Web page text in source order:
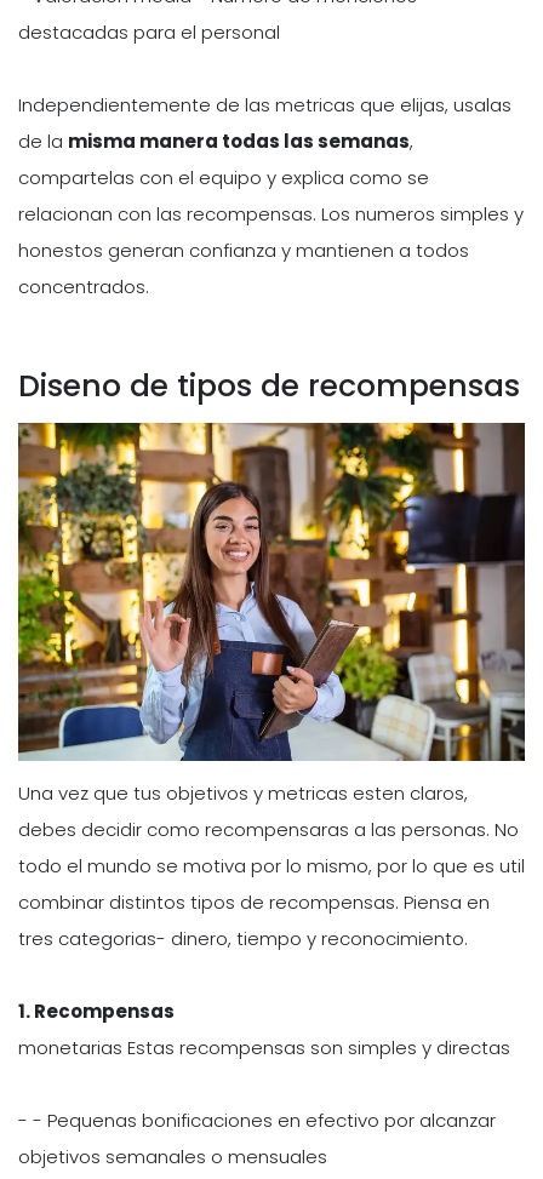
destacadas para el personal
Independientemente de las metricas que elijas, usalas
de la misma manera todas las semanas,
compartelas con el equipo y explica como se
relacionan con las recompensas. Los numeros simples y
honestos generan confianza y mantienen a todos
concentrados.
Diseno de tipos de recompensas
Una vez que tus objetivos y metricas esten claros,
debes decidir como recompensaras a las personas. No
todo el mundo se motiva por lo mismo, por lo que es util
combinar distintos tipos de recompensas. Piensa en
tres categorias- dinero, tiempo y reconocimiento.
1. Recompensas
monetarias Estas recompensas son simples y directas
- - Pequenas bonificaciones en efectivo por alcanzar
objetivos semanales o mensuales